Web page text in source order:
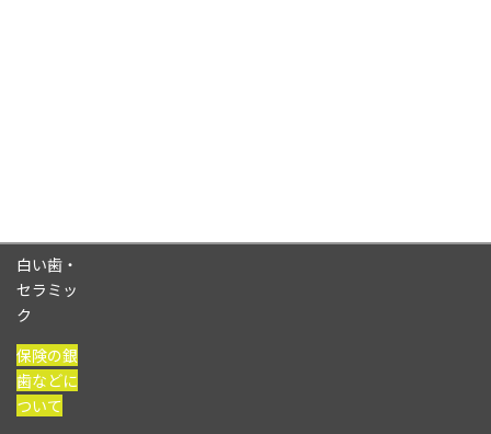
白い歯・
セラミッ
ク
保険の銀
歯などに
ついて